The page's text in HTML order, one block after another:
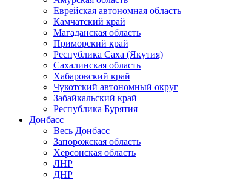
Еврейская автономная область
Камчатский край
Магаданская область
Приморский край
Республика Саха (Якутия)
Сахалинская область
Хабаровский край
Чукотский автономный округ
Забайкальский край
Республика Бурятия
Донбасс
Весь Донбасс
Запорожская область
Херсонская область
ЛНР
ДНР